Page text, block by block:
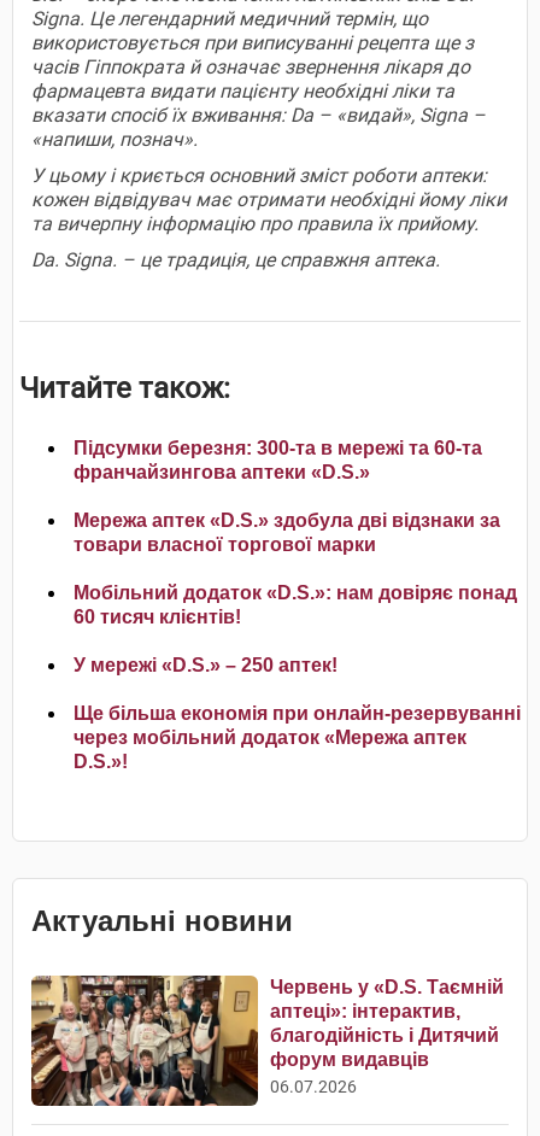
Signa. Це легендарний медичний термін, що
використовується при виписуванні рецепта ще з
часів Гіппократа й означає звернення лікаря до
фармацевта видати пацієнту необхідні ліки та
вказати спосіб їх вживання: Dа – «видай», Signa –
«напиши, познач».
У цьому і криється основний зміст роботи аптеки:
кожен відвідувач має отримати необхідні йому ліки
та вичерпну інформацію про правила їх прийому.
Dа. Signa. – це традиція, це справжня аптека.
Читайте також:
Підсумки березня: 300-та в мережі та 60-та
франчайзингова аптеки «D.S.»
Мережа аптек «D.S.» здобула дві відзнаки за
товари власної торгової марки
Мобільний додаток «D.S.»: нам довіряє понад
60 тисяч клієнтів!
У мережі «D.S.» – 250 аптек!
Ще більша економія при онлайн-резервуванні
через мобільний додаток «Мережа аптек
D.S.»!
Актуальні новини
Червень у «D.S. Таємній
аптеці»: інтерактив,
благодійність і Дитячий
форум видавців
06.07.2026